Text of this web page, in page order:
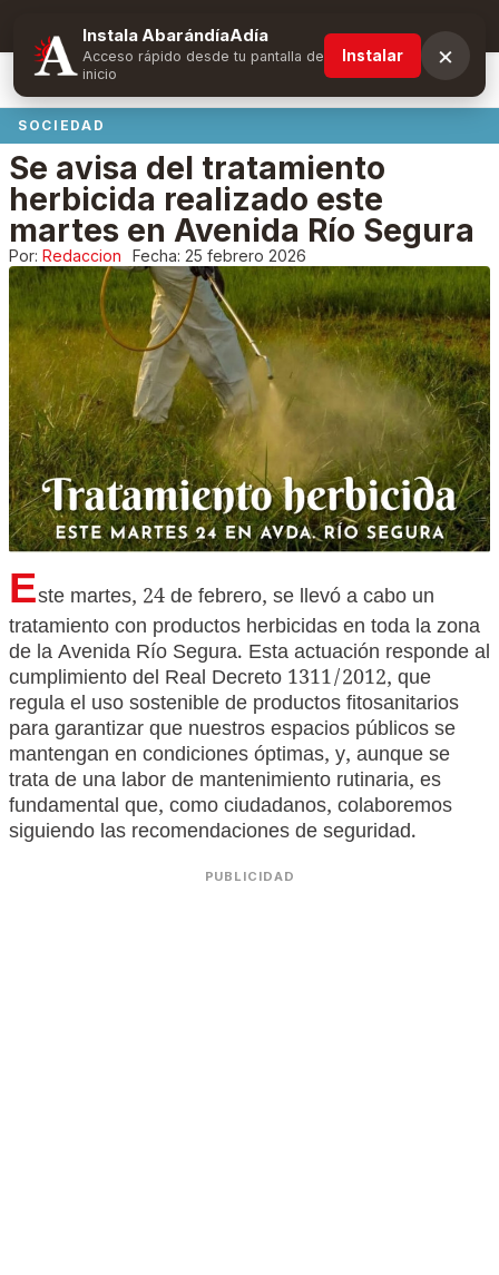
Suscríbete y obtén ventajas exclusivas
SOCIEDAD
Se avisa del tratamiento
herbicida realizado este
martes en Avenida Río Segura
Por: Redaccion Fecha: 25 febrero 2026
Este martes, 24 de febrero, se llevó a cabo un
tratamiento con productos herbicidas en toda la zona
de la Avenida Río Segura. Esta actuación responde al
cumplimiento del Real Decreto 1311/2012, que
regula el uso sostenible de productos fitosanitarios
para garantizar que nuestros espacios públicos se
mantengan en condiciones óptimas, y, aunque se
trata de una labor de mantenimiento rutinaria, es
fundamental que, como ciudadanos, colaboremos
siguiendo las recomendaciones de seguridad.
PUBLICIDAD
Instala AbarándíaAdía
Acceso rápido desde tu pantalla de
inicio
Instalar ×